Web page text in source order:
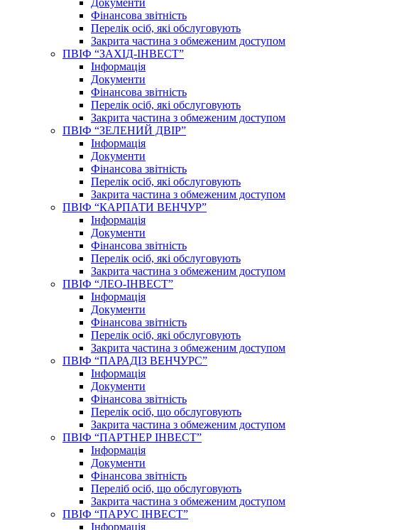
Документи
Фінансова звітність
Перелік осіб, які обслуговують
Закрита частина з обмеженим доступом
ПВІФ “ЗАХІД-ІНВЕСТ”
Інформація
Документи
Фінансова звітність
Перелік осіб, які обслуговують
Закрита частина з обмеженим доступом
ПВІФ “ЗЕЛЕНИЙ ДВІР”
Інформація
Документи
Фінансова звітність
Перелік осіб, які обслуговують
Закрита частина з обмеженим доступом
ПВІФ “КАРПАТИ ВЕНЧУР”
Інформація
Документи
Фінансова звітність
Перелік осіб, які обслуговують
Закрита частина з обмеженим доступом
ПВІФ “ЛЕО-ІНВЕСТ”
Інформація
Документи
Фінансова звітність
Перелік осіб, які обслуговують
Закрита частина з обмеженим доступом
ПВІФ “ПАРАДІЗ ВЕНЧУРС”
Інформація
Документи
Фінансова звітність
Перелік осіб, що обслуговують
Закрита частина з обмеженим доступом
ПВІФ “ПАРТНЕР ІНВЕСТ”
Інформація
Документи
Фінансова звітність
Переліб осіб, що обслуговують
Закрита частина з обмеженим доступом
ПВІФ “ПАРУС ІНВЕСТ”
Інформація